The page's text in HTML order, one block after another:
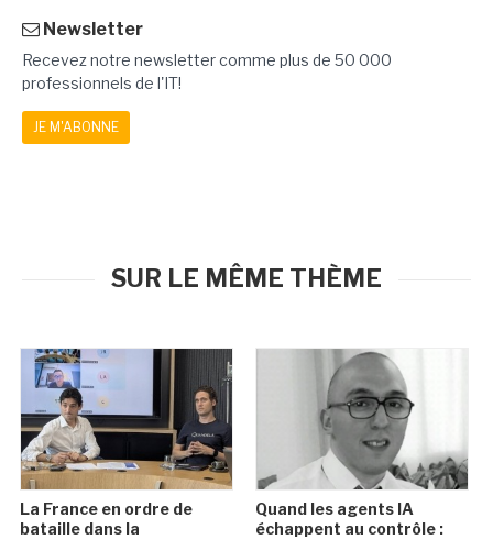
Newsletter
Recevez notre newsletter comme plus de 50 000
professionnels de l'IT!
JE M'ABONNE
SUR LE MÊME THÈME
La France en ordre de
bataille dans la
Quand les agents IA
échappent au contrôle :